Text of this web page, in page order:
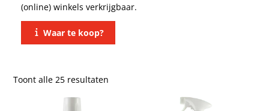
(online) winkels verkrijgbaar.
Waar te koop?
Toont alle 25 resultaten